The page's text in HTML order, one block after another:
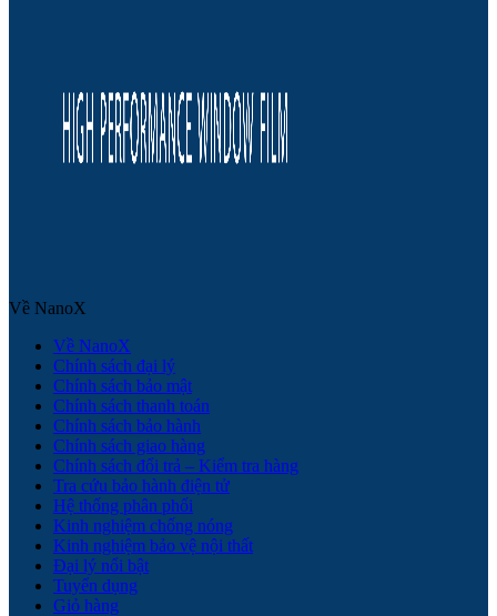
Về NanoX
Về NanoX
Chính sách đại lý
Chính sách bảo mật
Chính sách thanh toán
Chính sách bảo hành
Chính sách giao hàng
Chính sách đổi trả – Kiểm tra hàng
Tra cứu bảo hành điện tử
Hệ thống phân phối
Kinh nghiệm chống nóng
Kinh nghiệm bảo vệ nội thất
Đại lý nổi bật
Tuyển dụng
Giỏ hàng